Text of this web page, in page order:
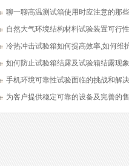
聊一聊高温测试箱使用时应注意的那
自然大气环境结构材料试验装置可行
冷热冲击试验箱如何提高效率,如何维
如何防止试验箱结露及试验箱结露现象
手机环境可靠性试验面临的挑战和解
为客户提供稳定可靠的设备及完善的